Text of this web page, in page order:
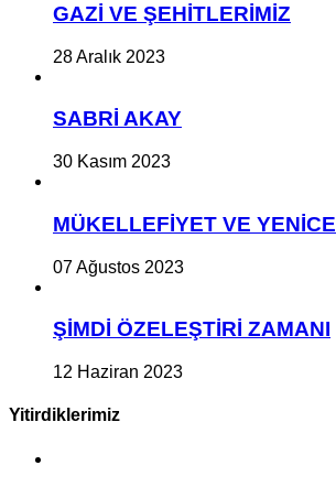
GAZİ VE ŞEHİTLERİMİZ
28 Aralık 2023
SABRİ AKAY
30 Kasım 2023
MÜKELLEFİYET VE YENİCE
07 Ağustos 2023
ŞİMDİ ÖZELEŞTİRİ ZAMANI
12 Haziran 2023
Yitirdiklerimiz